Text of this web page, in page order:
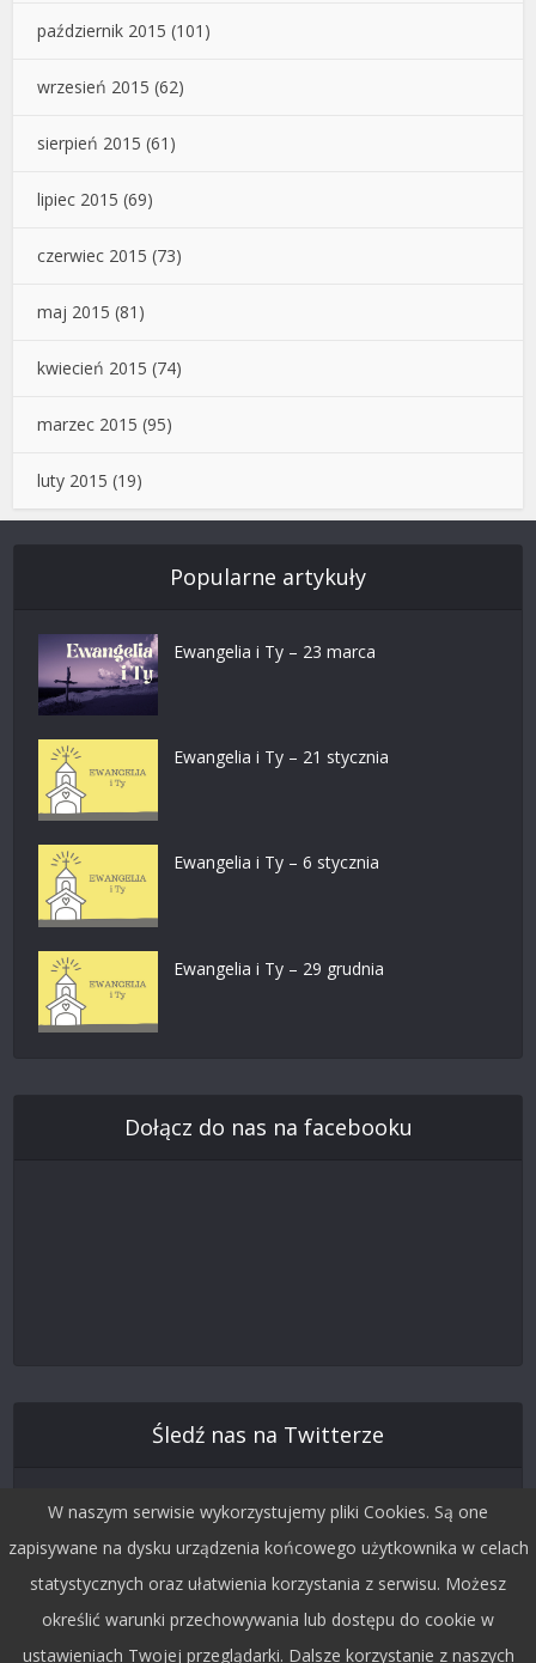
październik 2015 (101)
wrzesień 2015 (62)
sierpień 2015 (61)
lipiec 2015 (69)
czerwiec 2015 (73)
maj 2015 (81)
kwiecień 2015 (74)
marzec 2015 (95)
luty 2015 (19)
Popularne artykuły
Ewangelia i Ty – 23 marca
Ewangelia i Ty – 21 stycznia
Ewangelia i Ty – 6 stycznia
Ewangelia i Ty – 29 grudnia
Dołącz do nas na facebooku
Śledź nas na Twitterze
W naszym serwisie wykorzystujemy pliki Cookies. Są one
zapisywane na dysku urządzenia końcowego użytkownika w celach
statystycznych oraz ułatwienia korzystania z serwisu. Możesz
określić warunki przechowywania lub dostępu do cookie w
ustawieniach Twojej przeglądarki. Dalsze korzystanie z naszych